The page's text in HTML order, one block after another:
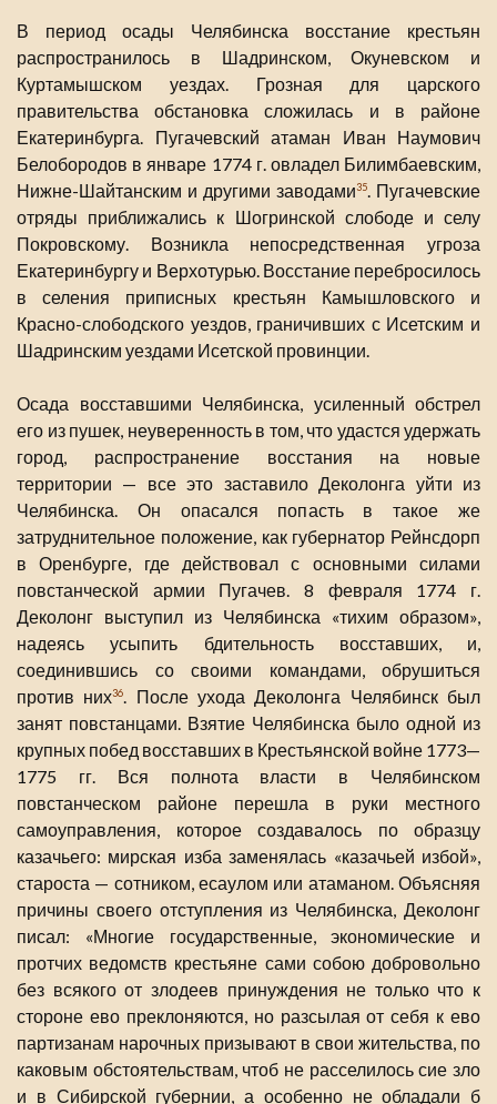
В период осады Челябинска восстание крестьян
распространилось в Шадринском, Окуневском и
Куртамышском уездах. Грозная для царского
правительства обстановка сложилась и в районе
Екатеринбурга. Пугачевский атаман Иван Наумович
Белобородов в январе 1774 г. овладел Билимбаевским,
Нижне-Шайтанским и другими заводами35. Пугачевские
отряды приближались к Шогринской слободе и селу
Покровскому. Возникла непосредственная угроза
Екатеринбургу и Верхотурью. Восстание перебросилось
в селения приписных крестьян Камышловского и
Красно-слободского уездов, граничивших с Исетским и
Шадринским уездами Исетской провинции.
Осада восставшими Челябинска, усиленный обстрел
его из пушек, неуверенность в том, что удастся удержать
город, распространение восстания на новые
территории — все это заставило Деколонга уйти из
Челябинска. Он опасался попасть в такое же
затруднительное положение, как губернатор Рейнсдорп
в Оренбурге, где действовал с основными силами
повстанческой армии Пугачев. 8 февраля 1774 г.
Деколонг выступил из Челябинска «тихим образом»,
надеясь усыпить бдительность восставших, и,
соединившись со своими командами, обрушиться
против них36. После ухода Деколонга Челябинск был
занят повстанцами. Взятие Челябинска было одной из
крупных побед восставших в Крестьянской войне 1773—
1775 гг. Вся полнота власти в Челябинском
повстанческом районе перешла в руки местного
самоуправления, которое создавалось по образцу
казачьего: мирская изба заменялась «казачьей избой»,
староста — сотником, есаулом или атаманом. Объясняя
причины своего отступления из Челябинска, Деколонг
писал: «Многие государственные, экономические и
протчих ведомств крестьяне сами собою добровольно
без всякого от злодеев принуждения не только что к
стороне ево преклоняются, но разсылая от себя к ево
партизанам нарочных призывают в свои жительства, по
каковым обстоятельствам, чтоб не расселилось сие зло
и в Сибирской губернии, а особенно не обладали б